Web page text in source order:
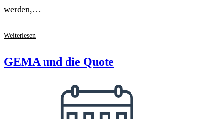
werden,…
Weiterlesen
der
GEMA und die Quote
veröffentlicht: